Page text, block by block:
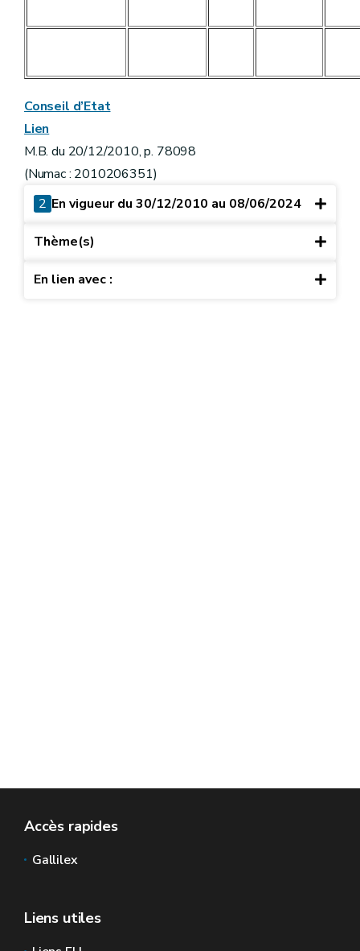
Conseil d’Etat
Lien
M.B. du 20/12/2010, p. 78098
(Numac : 2010206351)
2 En vigueur du 30/12/2010 au 08/06/2024
Thème(s)
En lien avec :
Accès rapides
Gallilex
Liens utiles